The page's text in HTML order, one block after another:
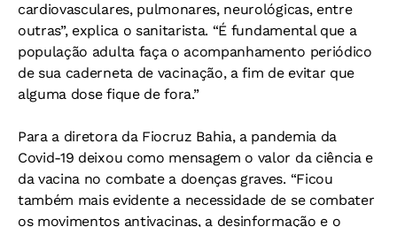
cardiovasculares, pulmonares, neurológicas, entre
outras”, explica o sanitarista. “É fundamental que a
população adulta faça o acompanhamento periódico
de sua caderneta de vacinação, a fim de evitar que
alguma dose fique de fora.”
Para a diretora da Fiocruz Bahia, a pandemia da
Covid-19 deixou como mensagem o valor da ciência e
da vacina no combate a doenças graves. “Ficou
também mais evidente a necessidade de se combater
os movimentos antivacinas, a desinformação e o